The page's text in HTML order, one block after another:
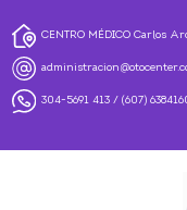
CENTRO MÉDICO Carlos
304-5691 413/ (607)